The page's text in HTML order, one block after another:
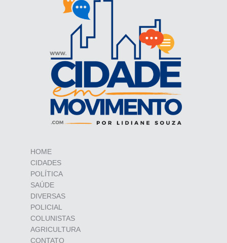
HOME
CIDADES
POLÍTICA
SAÚDE
DIVERSAS
POLICIAL
COLUNISTAS
AGRICULTURA
CONTATO